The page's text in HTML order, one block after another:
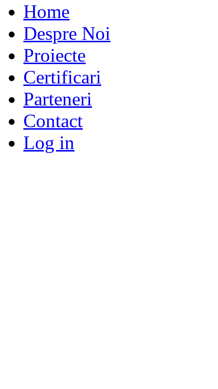
Home
Despre Noi
Proiecte
Certificari
Parteneri
Contact
Log in